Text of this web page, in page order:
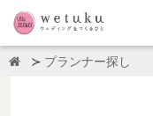
プランナー探し